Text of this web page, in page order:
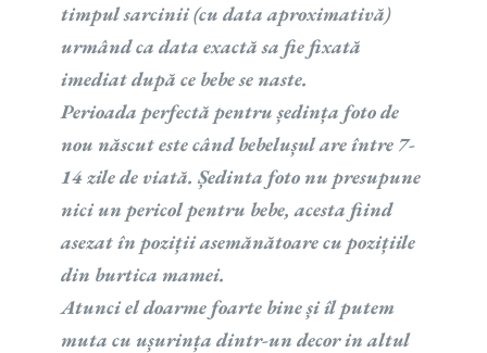
timpul sarcinii (cu data aproximativă)
urmând ca data exactă sa fie fixată
imediat după ce bebe se naste.
Perioada perfectă pentru ședința foto de
nou născut este când bebelușul are între 7-
14 zile de viată. Ședinta foto nu presupune
nici un pericol pentru bebe, acesta fiind
asezat în poziții asemănătoare cu pozițiile
din burtica mamei.
Atunci el doarme foarte bine și îl putem
muta cu ușurința dintr-un decor in altul